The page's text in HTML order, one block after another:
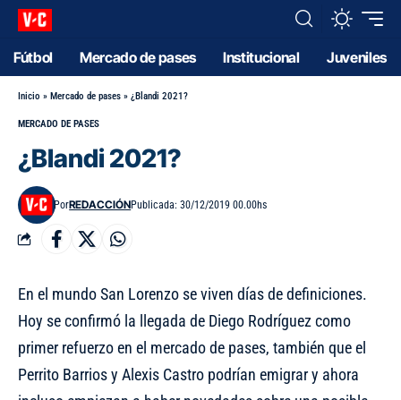
Fútbol Mercado de pases Institucional Juveniles
Inicio » Mercado de pases » ¿Blandi 2021?
MERCADO DE PASES
¿Blandi 2021?
PorREDACCIÓNPublicada: 30/12/2019 00.00hs
En el mundo San Lorenzo se viven días de definiciones.
Hoy se confirmó la llegada de Diego Rodríguez como
primer refuerzo en el mercado de pases, también queel
Perrito Barrios y Alexis Castro podrían emigrary ahora